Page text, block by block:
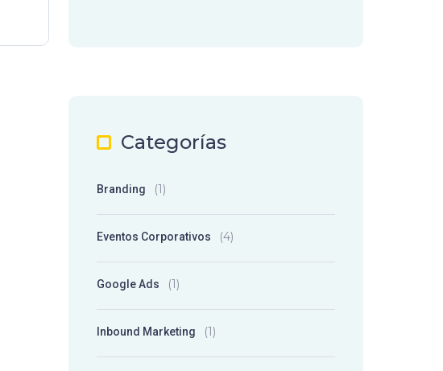
Categorías
Branding (1)
Eventos Corporativos (4)
Google Ads (1)
Inbound Marketing (1)